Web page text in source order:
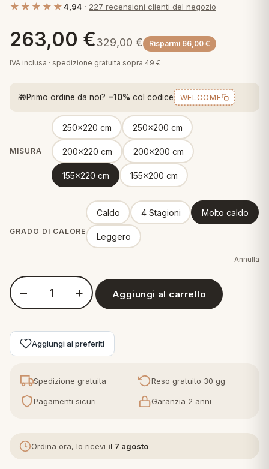
letto
arredo
per cuscini
Step
in fibra
in piuma d'oca
in piuma
Tappeti Cartoons
Trapuntini Cartoons
★★★★★4,94 · 227 recensioni clienti del negozio
263,00 €329,00€ Risparmi 66,00 €
IVA inclusa · spedizione gratuita sopra 49 €
🎁Primo ordine da noi? −10% col codice WELCOME
MISURA
250x220 cm 250x200 cm
200x220 cm 200x200 cm
155x220 cm 155x200 cm
GRADO DI CALORE
Caldo 4 Stagioni Molto caldo
Leggero
Annulla
Quantità Piumino Perlarara Evolution
− + Aggiungi al carrello
Aggiungi ai preferiti
Spedizione gratuita Reso gratuito 30 gg
Pagamenti sicuri Garanzia 2 anni
Ordina ora, lo ricevi il 7 agosto